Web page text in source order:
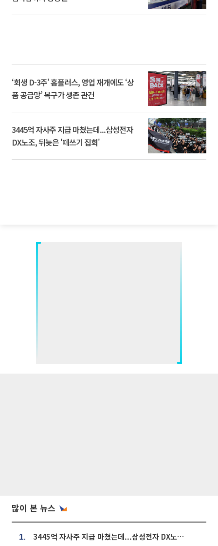
‘회생 D-3주’ 홈플러스, 영업 재개에도 ‘상
품 공급망’ 복구가 생존 관건
3445억 자사주 지급 마쳤는데...삼성전자
DX노조, 뒤늦은 '떼쓰기 집회'
많이 본 뉴스
1. 3445억 자사주 지급 마쳤는데...삼성전자 DX노조, 뒤늦은 '떼쓰기 집회'